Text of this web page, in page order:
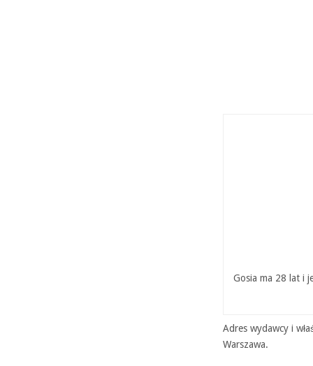
Gosia ma 28 lat i
Adres wydawcy i
Warszawa.